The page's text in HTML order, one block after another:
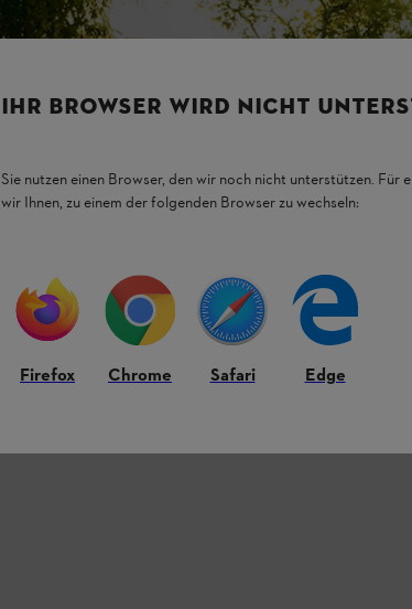
IHR BROWSER WIRD NICHT
Sie nutzen einen Browser, den wir noch nicht unterstützen.
wir Ihnen, zu einem der folgenden Browser zu wechseln:
Firefox Chrome Safari Edge